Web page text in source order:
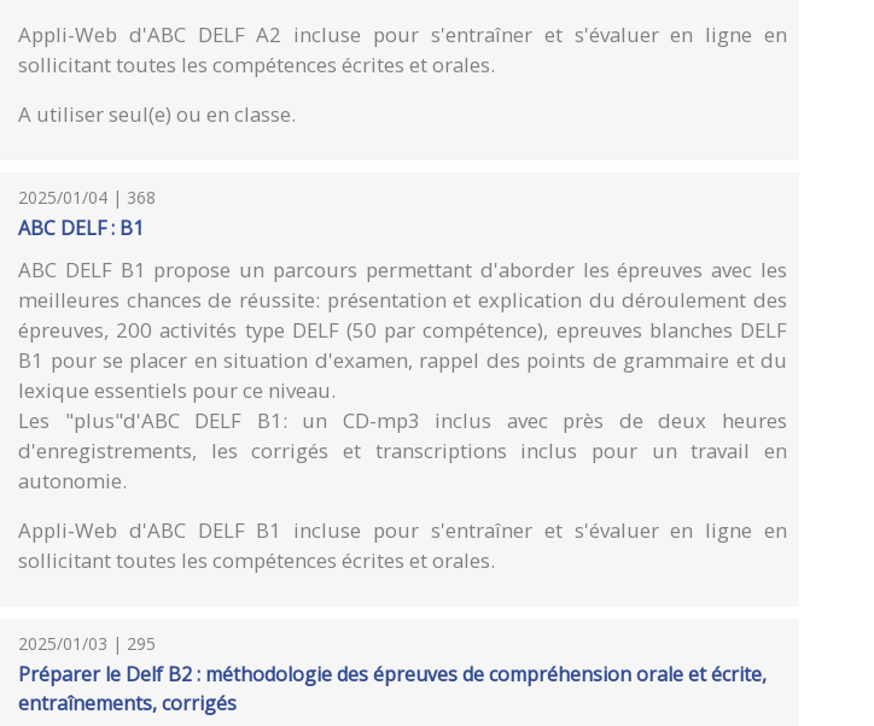
Appli-Web d'ABC DELF A2 incluse pour s'entraîner et s'évaluer en ligne en
sollicitant toutes les compétences écrites et orales.
A utiliser seul(e) ou en classe.
2025/01/04 | 368
ABC DELF : B1
ABC DELF B1 propose un parcours permettant d'aborder les épreuves avec les
meilleures chances de réussite: présentation et explication du déroulement des
épreuves, 200 activités type DELF (50 par compétence), epreuves blanches DELF
B1 pour se placer en situation d'examen, rappel des points de grammaire et du
lexique essentiels pour ce niveau.
Les "plus"d'ABC DELF B1: un CD-mp3 inclus avec près de deux heures
d'enregistrements, les corrigés et transcriptions inclus pour un travail en
autonomie.
Appli-Web d'ABC DELF B1 incluse pour s'entraîner et s'évaluer en ligne en
sollicitant toutes les compétences écrites et orales.
2025/01/03 | 295
Préparer le Delf B2 : méthodologie des épreuves de compréhension orale et écrite,
entraînements, corrigés